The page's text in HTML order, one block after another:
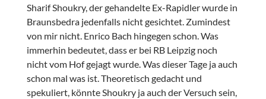
Sharif Shoukry, der gehandelte Ex-Rapidler wurde in
Braunsbedra jedenfalls nicht gesichtet. Zumindest
von mir nicht. Enrico Bach hingegen schon. Was
immerhin bedeutet, dass er bei RB Leipzig noch
nicht vom Hof gejagt wurde. Was dieser Tage ja auch
schon mal was ist. Theoretisch gedacht und
spekuliert, könnte Shoukry ja auch der Versuch sein,